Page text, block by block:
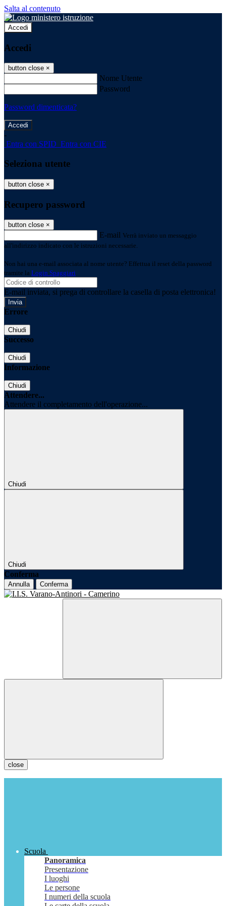
Salta al contenuto
Accedi
Accedi
button close ×
Nome Utente
Password
Password dimenticata?
-
Entra con SPID Entra con CIE
Seleziona utente
button close ×
Recupero password
button close ×
E-mail Verrà inviato un messaggio
all'indirizzo indicato con le istruzioni necessarie.
Non hai una e-mail associata al nome utente? Effettua il reset della password
tramite la Login Spaggiari
E-mail inviata, si prega di controllare la casella di posta elettronica!
Errore
Chiudi
Successo
Chiudi
Informazione
Chiudi
Attendere...
Attendere il completamento dell'operazione...
Chiudi
Chiudi
Conferma
Annulla Conferma
close
Scuola
Panoramica
Presentazione
I luoghi
Le persone
I numeri della scuola